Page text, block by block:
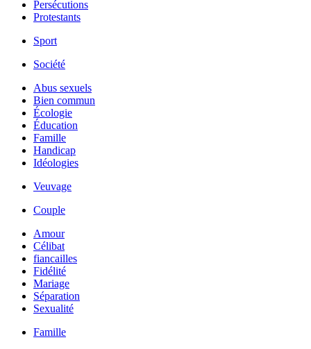
Persécutions
Protestants
Sport
Société
Abus sexuels
Bien commun
Écologie
Éducation
Famille
Handicap
Idéologies
Veuvage
Couple
Amour
Célibat
fiancailles
Fidélité
Mariage
Séparation
Sexualité
Famille